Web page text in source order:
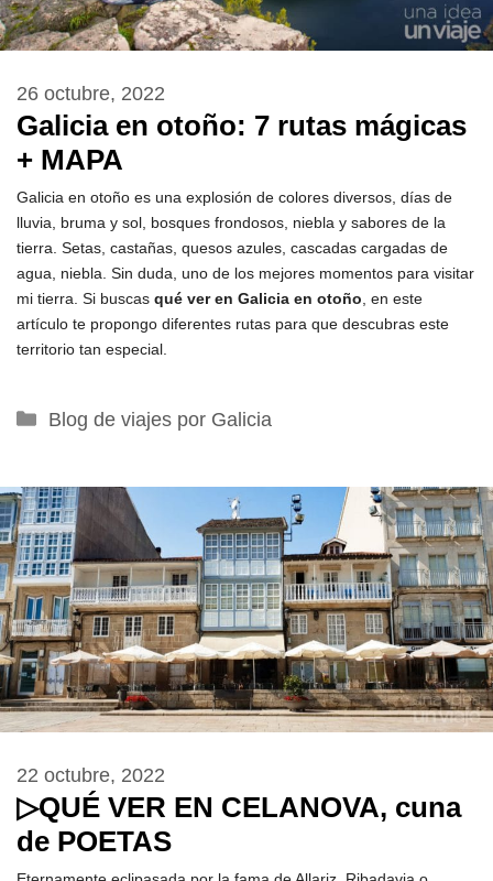
Galicia en otoño: 7 rutas mágicas
+ MAPA
26 octubre, 2022
Galicia en otoño es una explosión de colores diversos, días de
lluvia, bruma y sol, bosques frondosos, niebla y sabores de la
tierra. Setas, castañas, quesos azules, cascadas cargadas de
agua, niebla. Sin duda, uno de los mejores momentos para visitar
mi tierra. Si buscas qué ver en Galicia en otoño , en este
artículo te propongo diferentes rutas para que descubras este
territorio tan especial.
Categorías
Blog de viajes por Galicia
▷QUÉ VER EN CELANOVA, cuna
de POETAS
22 octubre, 2022